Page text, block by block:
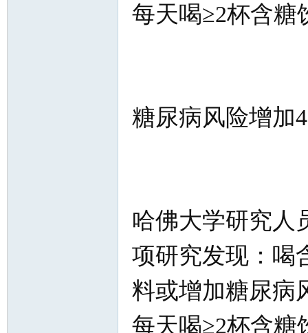
每天喝≥2杯含糖
糖尿病风险增加
哈佛大学研究人
项研究发现：喝
料或增加糖尿病
每天喝≥2杯含糖